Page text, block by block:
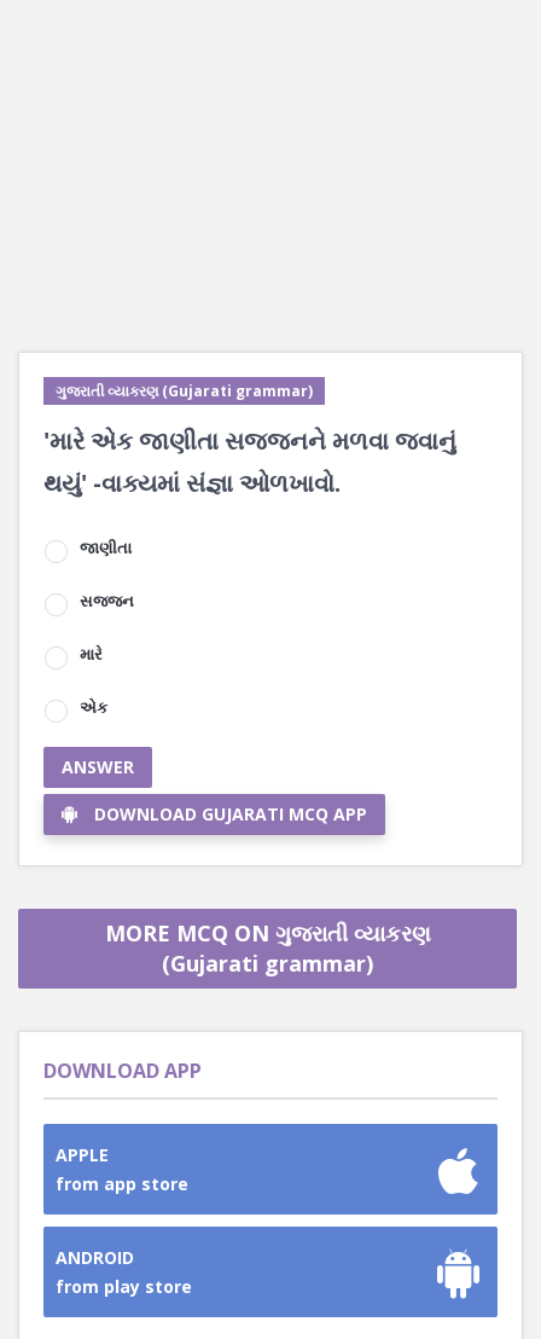
ગુજરાતી વ્યાકરણ (Gujarati grammar)
'મારે એક જાણીતા સજ્જનને મળવા જવાનું
થયું' -વાક્યમાં સંજ્ઞા ઓળખાવો.
જાણીતા
સજ્જન
મારે
એક
ANSWER
DOWNLOAD GUJARATI MCQ APP
MORE MCQ ON ગુજરાતી વ્યાકરણ
(Gujarati grammar)
DOWNLOAD APP
APPLE
from app store
ANDROID
from play store